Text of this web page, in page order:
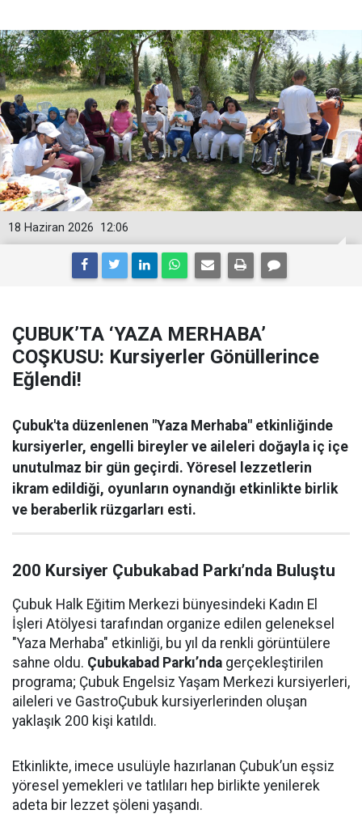
12:06
18 Haziran 2026
ÇUBUK’TA ‘YAZA MERHABA’
COŞKUSU: Kursiyerler Gönüllerince
Eğlendi!
Çubuk'ta düzenlenen "Yaza Merhaba" etkinliğinde
kursiyerler, engelli bireyler ve aileleri doğayla iç içe
unutulmaz bir gün geçirdi. Yöresel lezzetlerin
ikram edildiği, oyunların oynandığı etkinlikte birlik
ve beraberlik rüzgarları esti.
200 Kursiyer Çubukabad Parkı’nda Buluştu
Çubuk Halk Eğitim Merkezi bünyesindeki Kadın El
İşleri Atölyesi tarafından organize edilen geleneksel
"Yaza Merhaba" etkinliği, bu yıl da renkli görüntülere
sahne oldu. Çubukabad Parkı’nda gerçekleştirilen
programa; Çubuk Engelsiz Yaşam Merkezi kursiyerleri,
aileleri ve GastroÇubuk kursiyerlerinden oluşan
yaklaşık 200 kişi katıldı.
Etkinlikte, imece usulüyle hazırlanan Çubuk’un eşsiz
yöresel yemekleri ve tatlıları hep birlikte yenilerek
adeta bir lezzet şöleni yaşandı.